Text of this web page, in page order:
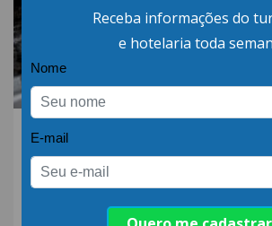
06.AGO.26 | POR: ABIH-SC
Qual a diferença
detergente
neutro?